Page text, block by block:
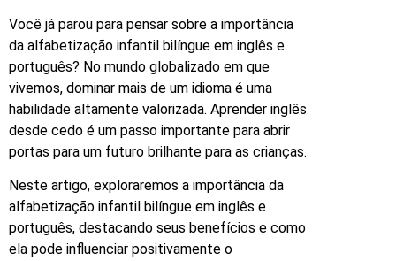
Você já parou para pensar sobre a importância
da alfabetização infantil bilíngue em inglês e
português? No mundo globalizado em que
vivemos, dominar mais de um idioma é uma
habilidade altamente valorizada. Aprender inglês
desde cedo é um passo importante para abrir
portas para um futuro brilhante para as crianças.
Neste artigo, exploraremos a importância da
alfabetização infantil bilíngue em inglês e
português, destacando seus benefícios e como
ela pode influenciar positivamente o